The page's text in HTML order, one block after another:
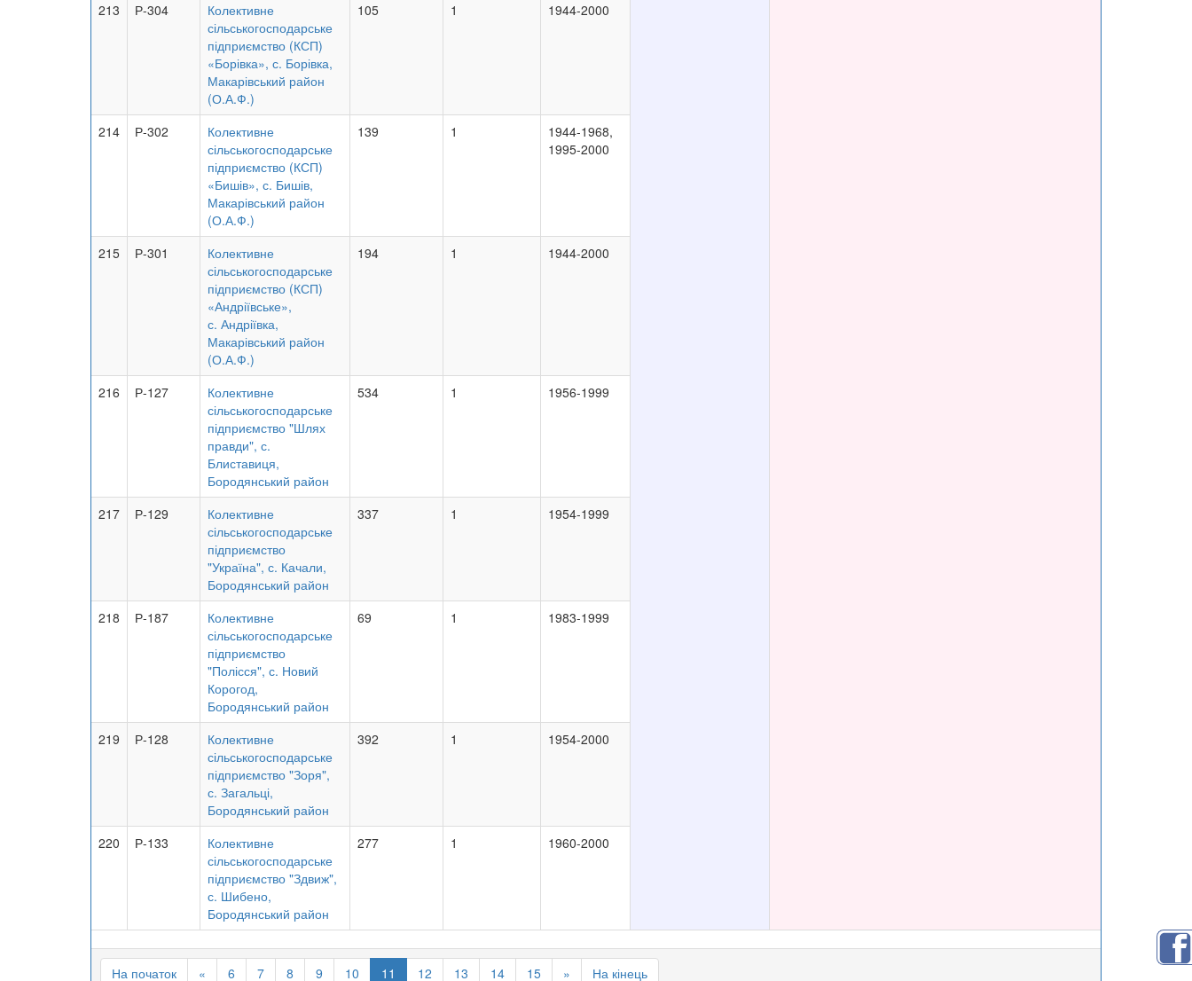
213 Р-304
Колективне
сільськогосподарське
підприємство (КСП)
«Борівка», с. Борівка,
Макарівський район
(О.А.Ф.)
105 1 1944-2000
214 Р-302
Колективне
сільськогосподарське
підприємство (КСП)
«Бишів», с. Бишів,
Макарівський район
(О.А.Ф.)
139 1
1944-1968,
1995-2000
215 Р-301
Колективне
сільськогосподарське
підприємство (КСП)
«Андріївське»,
с. Андріївка,
Макарівський район
(О.А.Ф.)
194 1 1944-2000
216 Р-127
Колективне
сільськогосподарське
підприємство "Шлях
правди", с.
Блиставиця,
Бородянський район
534 1 1956-1999
217 Р-129
Колективне
сільськогосподарське
підприємство
"Україна", с. Качали,
Бородянський район
337 1 1954-1999
218 Р-187
Колективне
сільськогосподарське
підприємство
"Полісся", с. Новий
Корогод,
Бородянський район
69 1 1983-1999
219 Р-128
Колективне
сільськогосподарське
підприємство "Зоря",
с. Загальці,
Бородянський район
392 1 1954-2000
220 Р-133
Колективне
сільськогосподарське
підприємство "Здвиж",
с. Шибено,
Бородянський район
277 1 1960-2000
На початок « 6 7 8 9 10 11 12 13 14 15 » На кінець